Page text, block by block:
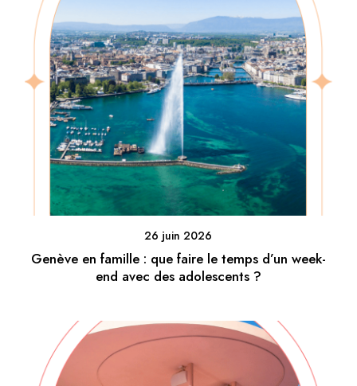
26 juin 2026
Genève en famille : que faire le temps d’un week-
end avec des adolescents ?